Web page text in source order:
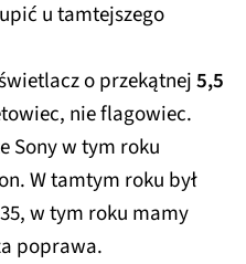
u tamtejszego
o przekątnej5,5
nie flagowiec.
Sony w tym roku
W tamtym roku był
w tym roku mamy
poprawa.